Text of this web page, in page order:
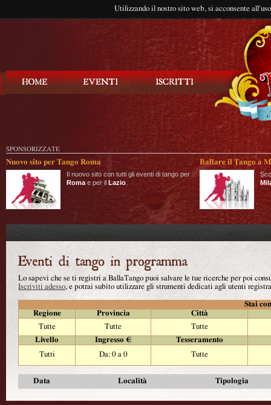
Utilizzando il nostro sito web, si acconsente
SPONSORIZZATE
Nuovo sito per Tango Roma
Il nuovo sito con tutti gli eventi di tango per
Roma e per il Lazio
Ballare il Tango a
Lo sapevi che se ti registri a BallaTango puoi salvare le tue ricerche per poi
Iscriviti adesso, e potrai subito utilizzare gli strumenti dedicati agli utenti
Stai
Regione
Provincia
Città
Tutte
Tutte
Tutte
Livello
Ingresso €
Tesseramento
Tutti
Da: 0 a 0 Tutte
Data Località Tipologia